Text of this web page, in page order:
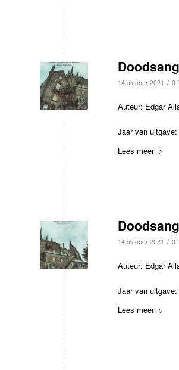
14 oktober 2021 / 0
Auteur: Edgar
Jaar van uitgave:
Lees meer
14 oktober 2021 / 0
Auteur: Edgar
Jaar van uitgave:
Lees meer